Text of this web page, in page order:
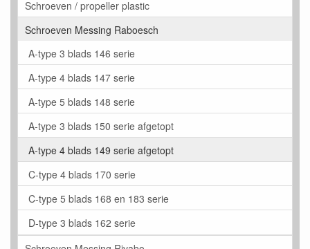
Schroeven / propeller plastic
Schroeven Messing Raboesch
A-type 3 blads 146 serie
A-type 4 blads 147 serie
A-type 5 blads 148 serie
A-type 3 blads 150 serie afgetopt
A-type 4 blads 149 serie afgetopt
C-type 4 blads 170 serie
C-type 5 blads 168 en 183 serie
D-type 3 blads 162 serie